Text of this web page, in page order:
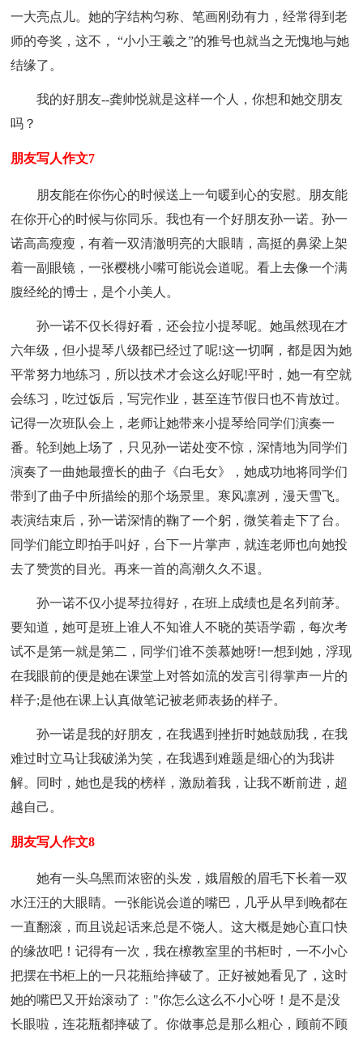
一大亮点儿。她的字结构匀称、笔画刚劲有力，经常得到老
师的夸奖，这不， “小小王羲之”的雅号也就当之无愧地与她
结缘了。
我的好朋友--龚帅悦就是这样一个人，你想和她交朋友
吗？
朋友写人作文7
朋友能在你伤心的时候送上一句暖到心的安慰。朋友能
在你开心的时候与你同乐。我也有一个好朋友孙一诺。孙一
诺高高瘦瘦，有着一双清澈明亮的大眼睛，高挺的鼻梁上架
着一副眼镜，一张樱桃小嘴可能说会道呢。看上去像一个满
腹经纶的博士，是个小美人。
孙一诺不仅长得好看，还会拉小提琴呢。她虽然现在才
六年级，但小提琴八级都已经过了呢!这一切啊，都是因为她
平常努力地练习，所以技术才会这么好呢!平时，她一有空就
会练习，吃过饭后，写完作业，甚至连节假日也不肯放过。
记得一次班队会上，老师让她带来小提琴给同学们演奏一
番。轮到她上场了，只见孙一诺处变不惊，深情地为同学们
演奏了一曲她最擅长的曲子《白毛女》，她成功地将同学们
带到了曲子中所描绘的那个场景里。寒风凛冽，漫天雪飞。
表演结束后，孙一诺深情的鞠了一个躬，微笑着走下了台。
同学们能立即拍手叫好，台下一片掌声，就连老师也向她投
去了赞赏的目光。再来一首的高潮久久不退。
孙一诺不仅小提琴拉得好，在班上成绩也是名列前茅。
要知道，她可是班上谁人不知谁人不晓的英语学霸，每次考
试不是第一就是第二，同学们谁不羡慕她呀!一想到她，浮现
在我眼前的便是她在课堂上对答如流的发言引得掌声一片的
样子;是他在课上认真做笔记被老师表扬的样子。
孙一诺是我的好朋友，在我遇到挫折时她鼓励我，在我
难过时立马让我破涕为笑，在我遇到难题是细心的为我讲
解。同时，她也是我的榜样，激励着我，让我不断前进，超
越自己。
朋友写人作文8
她有一头乌黑而浓密的头发，娥眉般的眉毛下长着一双
水汪汪的大眼睛。一张能说会道的嘴巴，几乎从早到晚都在
一直翻滚，而且说起话来总是不饶人。这大概是她心直口快
的缘故吧！记得有一次，我在檫教室里的书柜时，一不小心
把摆在书柜上的一只花瓶给摔破了。正好被她看见了，这时
她的嘴巴又开始滚动了："你怎么这么不小心呀！是不是没
长眼啦，连花瓶都摔破了。你做事总是那么粗心，顾前不顾